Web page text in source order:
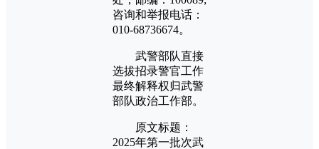
咨询和举报电话：
010-68736674。
武警部队直接
选拔招录警官工作
最终解释权归武警
部队政治工作部。
原文标题：
2025年第一批次武